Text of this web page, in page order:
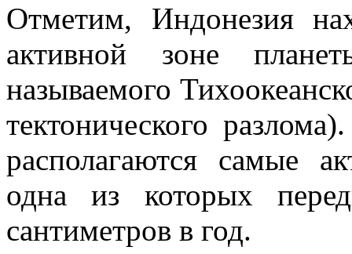
Отметим, Индонезия
активной зоне
называемого
тектонического
располагаются самые
одна из которых
сантиметров в год.